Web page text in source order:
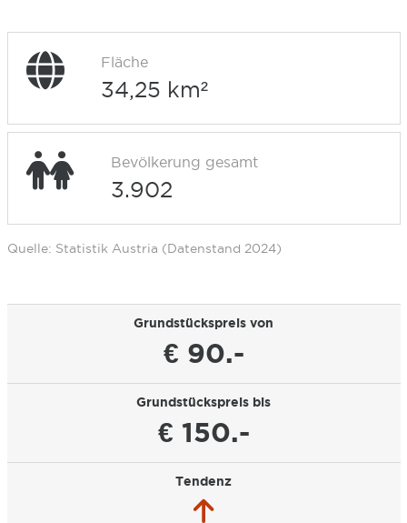
Fläche
34,25 km²
Bevölkerung gesamt
3.902
Quelle: Statistik Austria (Datenstand 2024)
Grundstückspreis von
€ 90.-
Grundstückspreis bis
€ 150.-
Tendenz